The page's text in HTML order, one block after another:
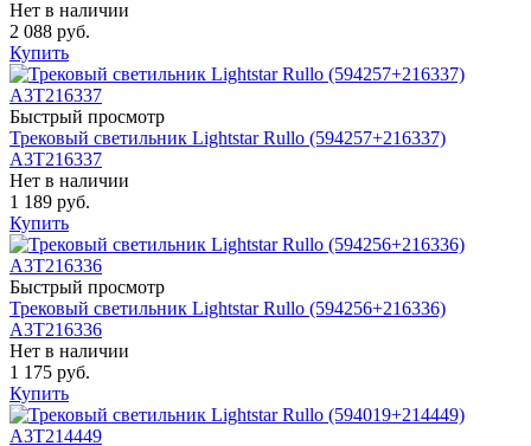
Нет в наличии
2 088 руб.
Купить
Быстрый просмотр
Трековый светильник Lightstar Rullo (594257+216337)
A3T216337
Нет в наличии
1 189 руб.
Купить
Быстрый просмотр
Трековый светильник Lightstar Rullo (594256+216336)
A3T216336
Нет в наличии
1 175 руб.
Купить